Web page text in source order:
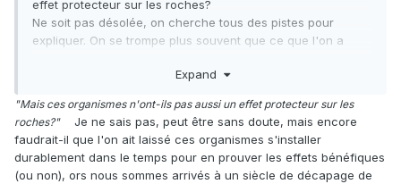
effet protecteur sur les roches?
Ne soit pas désolée, on cherche tous des pistes pour
expliquer. On se trompe plus souvent que ce que l'on a
plus j'en suis heureux. mais il faut s'en apercevoir.
Expand
"Mais ces organismes n'ont-ils pas aussi un effet protecteur sur les
roches?"Je ne sais pas, peut être sans doute, mais encore
faudrait-il que l'on ait laissé ces organismes s'installer
durablement dans le temps pour en prouver les effets bénéfiques
(ou non), ors nous sommes arrivés à un siècle de décapage de